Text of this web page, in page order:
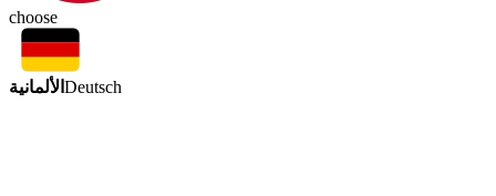
choose
الألمانية Deutsch